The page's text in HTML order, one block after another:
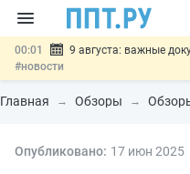
00:01
9 августа: важные
#новости
07.08 Подписан закон о
«Честный знак»#новости
07.08 Госпошлину за
Главная Обзоры
Опубликовано: 17 июн 2025